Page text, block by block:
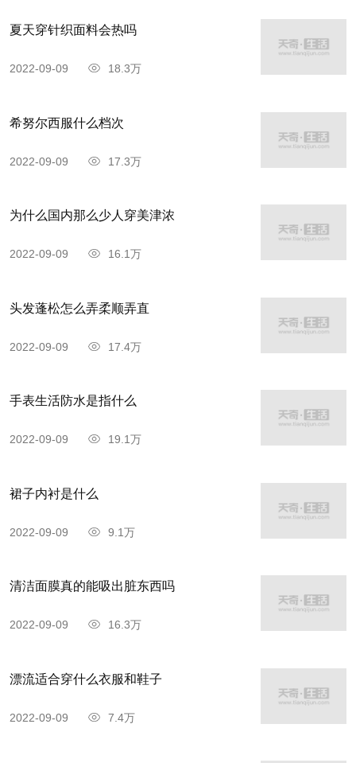
夏天穿针织面料会热吗
2022-09-09 18.3万
希努尔西服什么档次
2022-09-09 17.3万
为什么国内那么少人穿美津浓
2022-09-09 16.1万
头发蓬松怎么弄柔顺弄直
2022-09-09 17.4万
手表生活防水是指什么
2022-09-09 19.1万
裙子内衬是什么
2022-09-09 9.1万
清洁面膜真的能吸出脏东西吗
2022-09-09 16.3万
漂流适合穿什么衣服和鞋子
2022-09-09 7.4万